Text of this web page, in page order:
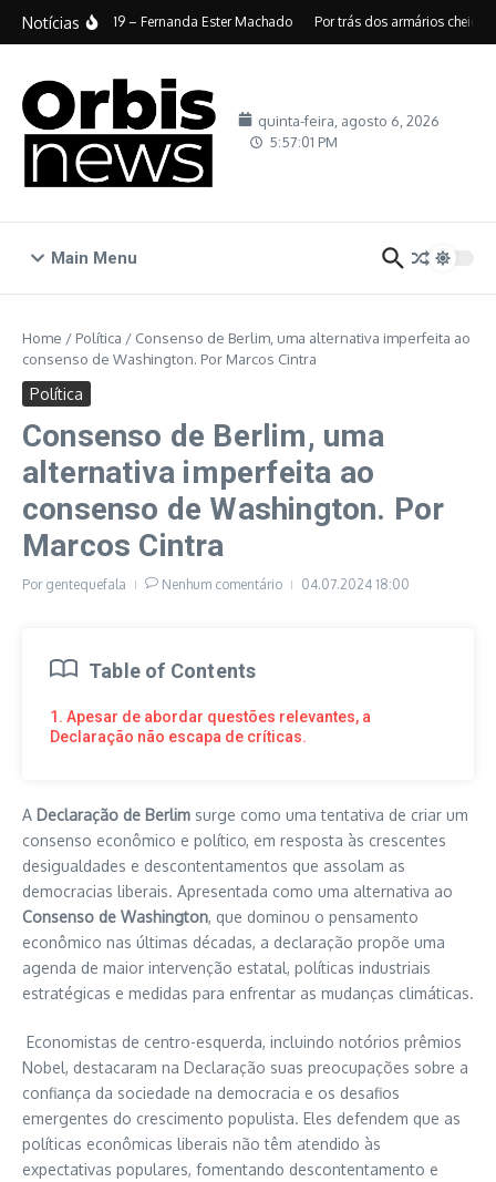
Ir para o conteúdo
Notícias
Episódio 319 – Fernanda Ester Machado Por trás dos armários cheios:
quinta-feira, agosto 6, 2026
5:57:02 PM
Main Menu
Home / Política / Consenso de Berlim, uma alternativa imperfeita ao
consenso de Washington. Por Marcos Cintra
Política
Consenso de Berlim, uma
alternativa imperfeita ao
consenso de Washington. Por
Marcos Cintra
Por gentequefala Nenhum comentário 04.07.2024 18:00
Table of Contents
1. Apesar de abordar questões relevantes, a
Declaração não escapa de críticas.
A Declaração de Berlim surge como uma tentativa de criar um
consenso econômico e político, em resposta às crescentes
desigualdades e descontentamentos que assolam as
democracias liberais. Apresentada como uma alternativa ao
Consenso de Washington, que dominou o pensamento
econômico nas últimas décadas, a declaração propõe uma
agenda de maior intervenção estatal, políticas industriais
estratégicas e medidas para enfrentar as mudanças climáticas.
Economistas de centro-esquerda, incluindo notórios prêmios
Nobel, destacaram na Declaração suas preocupações sobre a
confiança da sociedade na democracia e os desafios
emergentes do crescimento populista. Eles defendem que as
políticas econômicas liberais não têm atendido às
expectativas populares, fomentando descontentamento e